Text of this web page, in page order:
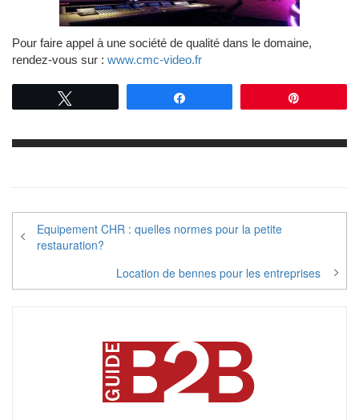
Pour faire appel à une société de qualité dans le domaine,
rendez-vous sur : www.cmc-video.fr
Navigation
de
Equipement CHR : quelles normes pour la petite
restauration?
Location de bennes pour les entreprises